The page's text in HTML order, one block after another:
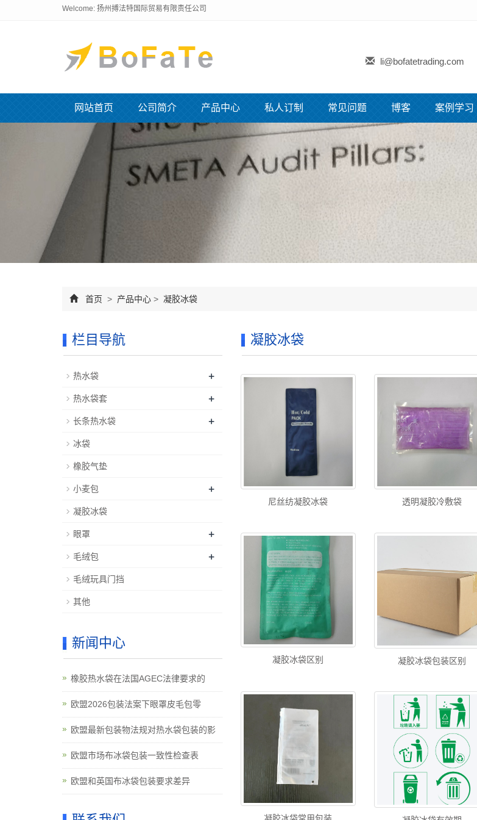
Welcome: 扬州搏法特国际贸易有限责任公司
li@bofatetrading.com
网站首页 公司简介 产品中心 私人订制 常见问题 博客 案例学习
首页 > 产品中心 > 凝胶冰袋
凝胶冰袋
尼丝纺凝胶冰袋 透明凝胶冷敷袋
凝胶冰袋区别 凝胶冰袋包装区别
凝胶冰袋常用包装
栏目导航
热水袋 +
热水袋套 +
长条热水袋 +
冰袋
橡胶气垫
小麦包 +
凝胶冰袋
眼罩 +
毛绒包 +
毛绒玩具门挡
其他
新闻中心
橡胶热水袋在法国AGEC法律要求的
欧盟2026包装法案下眼罩皮毛包零
欧盟最新包装物法规对热水袋包装的影
欧盟市场布冰袋包装一致性检查表
欧盟和英国布冰袋包装要求差异